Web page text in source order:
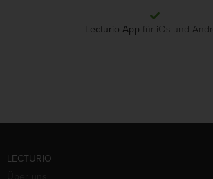
Lecturio-App für iOs und
LECTURIO